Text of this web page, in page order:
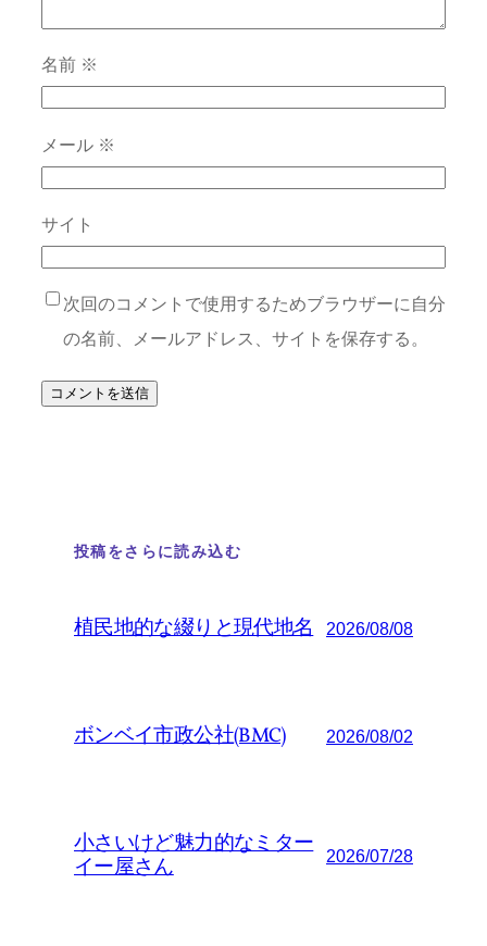
名前 ※
メール ※
サイト
次回のコメントで使用するためブラウザーに自分
の名前、メールアドレス、サイトを保存する。
投稿をさらに読み込む
植民地的な綴りと現代地名 2026/08/08
ボンベイ市政公社(BMC) 2026/08/02
小さいけど魅力的なミター
イー屋さん
2026/07/28